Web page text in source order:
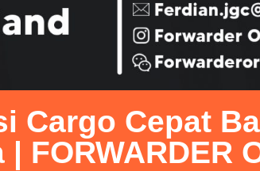
Cargo Cepat
FORWARDER